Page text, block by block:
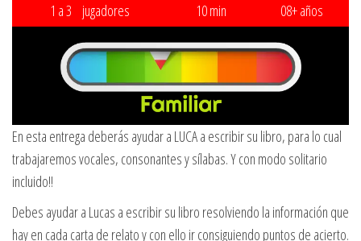
1 a 3 jugadores 10 min 08+ años
En esta entrega deberás ayudar a LUCA a escribir su libro, para lo cual
trabajaremos vocales, consonantes y sílabas. Y con modo solitario
incluido!!
Debes ayudar a Lucas a escribir su libro resolviendo la información que
hay en cada carta de relato y con ello ir consiguiendo puntos de acierto.